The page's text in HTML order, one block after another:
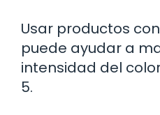
Usar productos
puede ayudar a
intensidad del
5.